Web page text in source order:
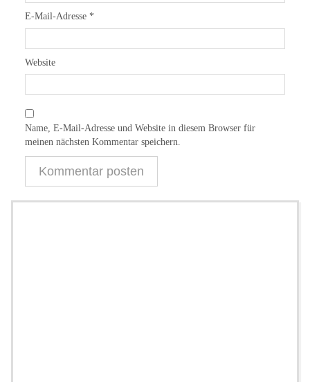
E-Mail-Adresse *
Website
Name, E-Mail-Adresse und Website in diesem Browser für
meinen nächsten Kommentar speichern.